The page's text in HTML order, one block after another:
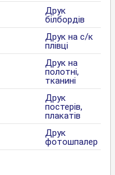
Друк
білбордів
Друк на с/к
плівці
Друк на
полотні,
тканині
Друк
постерів,
плакатів
Друк
фотошпалер